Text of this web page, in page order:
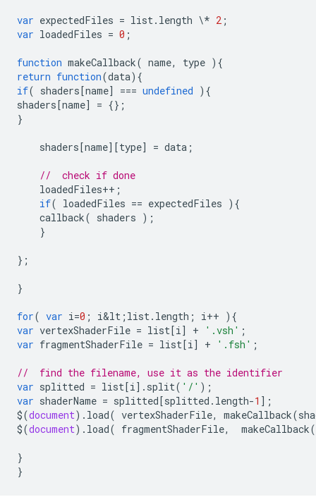
var expectedFiles = list. length \* 2 ;
var loadedFiles = 0 ;
function makeCallback( name, type ){
return function(data){
if( shaders [name] === undefined ){
shaders [name] = {};
}
shaders [name][type] = data ;
//  check if done
loadedFiles++ ;
if( loadedFiles == expectedFiles ){
callback( shaders );
}
};
}
for( var i=0 ; i&lt ; list. length ; i++ ){
var vertexShaderFile = list [i] + '.vsh' ;
var fragmentShaderFile = list [i] + '.fsh' ;
//  find the filename, use it as the identifier
var splitted = list [i]. split( '/' );
var shaderName = splitted [splitted . length-1 ];
$(document). load( vertexShaderFile, makeCallback(
$(document). load( fragmentShaderFile, makeCallback(
}
}